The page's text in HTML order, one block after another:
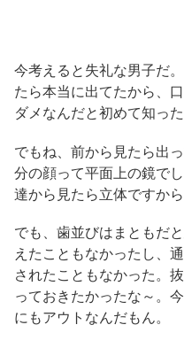
今考えると失礼な男子だ
たら本当に出てたから、
ダメなんだと初めて知った
でもね、前から見たら出
分の顔って平面上の鏡で
達から見たら立体ですか
でも、歯並びはまともだ
えたこともなかったし、
されたこともなかった。
っておきたかったな～。
にもアウトなんだもん。